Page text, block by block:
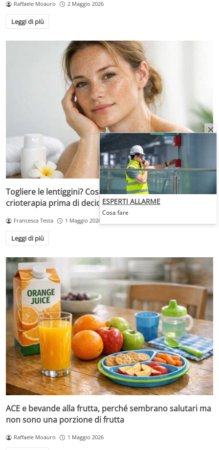
Raffaele Moauro 2 Maggio 2026
Leggi di più
Togliere le lentiggini? Cosa sapere su laser, peeling e
crioterapia prima di decidere
Francesca Testa 1 Maggio 2026
Leggi di più
ACE e bevande alla frutta, perché sembrano salutari ma
non sono una porzione di frutta
Raffaele Moauro 1 Maggio 2026
ESPERTI ALLARME
Cosa fare